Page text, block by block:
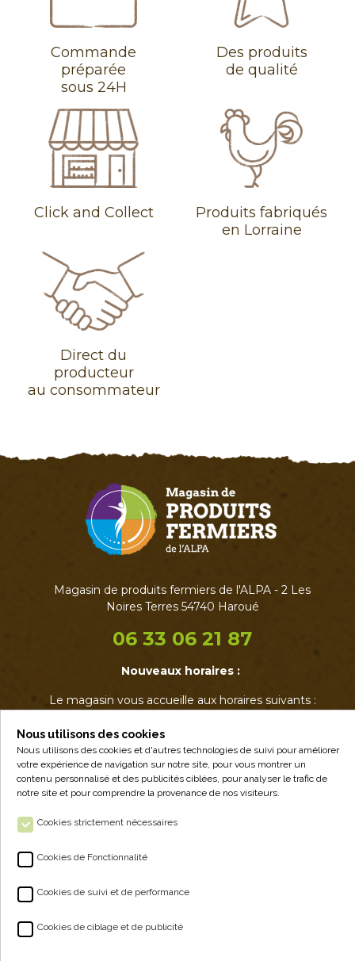
Commande
préparée
sous 24H
Des produits
de qualité
Click and Collect
Produits fabriqués
en Lorraine
Direct du
producteur
au consommateur
Magasin de produits fermiers de l'ALPA - 2 Les
Noires Terres 54740 Haroué
06 33 06 21 87
Nouveaux horaires :
Le magasin vous accueille aux horaires suivants :
• Jeudi : 17h - 19h
• Vendredi : 14h - 19h
• Samedi : 9h - 12h30
ALPA - VENTE À LA FERME
Nous utilisons des cookies
Nous utilisons des cookies et d'autres technologies de suivi pour améliorer
votre expérience de navigation sur notre site, pour vous montrer un
contenu personnalisé et des publicités ciblées, pour analyser le trafic de
notre site et pour comprendre la provenance de nos visiteurs.
Cookies strictement nécessaires
Cookies de Fonctionnalité
Cookies de suivi et de performance
Cookies de ciblage et de publicité